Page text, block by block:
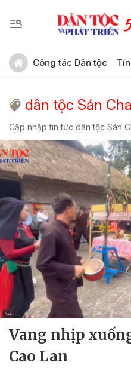
Công tác Dân tộc
dân tộc Sán
Cập nhập tin tức dân tộc Sán
Vang nhịp
Cao Lan